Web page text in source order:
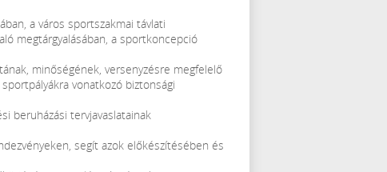
a város sportszakmai távlati
megtárgyalásában, a sportkoncepció
minőségének, versenyzésre megfelelő
vonatkozó biztonsági
beruházási tervjavaslatainak
segít azok előkészítésében és